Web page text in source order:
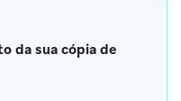
da sua cópia de